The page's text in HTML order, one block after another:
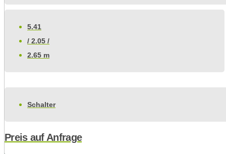
5.41
/ 2.05 /
2.65 m
Schalter
Preis auf Anfrage